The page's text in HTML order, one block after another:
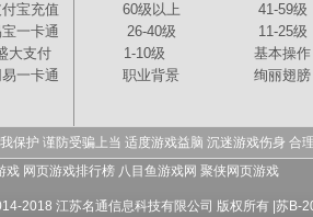
宝充值
一卡通
大支付
易一卡通
60级以上
41-59级
26-40级
11-25级
1-10级
基本操作
职业背景
绚丽翅膀
保护 谨防受骗上当 适度游戏益脑 沉迷游戏伤身 合
戏 网页游戏排行榜 八目鱼游戏网 聚侠网页游戏
2018 江苏名通信息科技有限公司 版权所有 | 苏B-